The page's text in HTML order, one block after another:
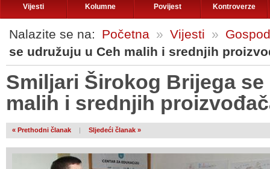
Vijesti Kolumne Povijest Kontroverze
Nalazite se na: Početna » Vijesti »
se udružuju u Ceh malih i srednjih
Smiljari Širokog Brijega
malih i srednjih
« Prethodni članak | Sljedeći članak »